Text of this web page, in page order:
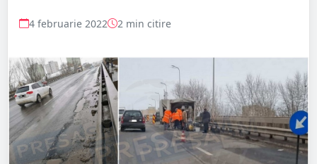
4 februarie 2022 2 min citire